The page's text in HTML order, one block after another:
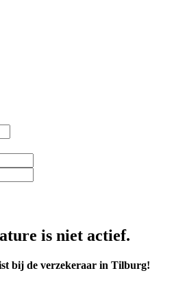
is niet actief.
bij de verzekeraar in Tilburg!